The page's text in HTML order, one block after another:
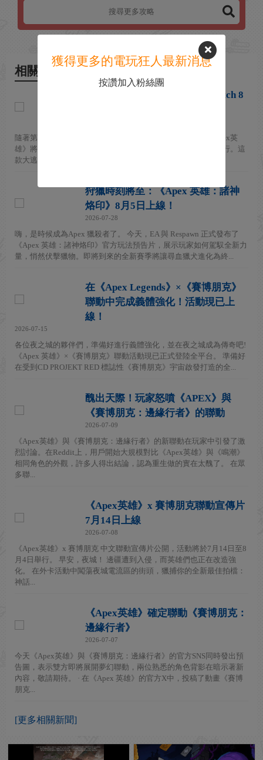
相關新聞
《Apex英雄》正式告別初代Switch 8
隨著第30賽季的上線，Respawn Entertainment正式宣布，《Apex英
雄》將於2026年8月4日起停止在初代Nintendo Switch主機上運行。這
款大逃殺遊戲將不再支持該舊款混合...
狩獵時刻將至：《Apex 英雄：諸神
烙印》8月5日上線！
2026-07-28
嗨，是時候成為Apex 獵殺者了。 今天，EA 與 Respawn 正式發布了
《Apex 英雄：諸神烙印》官方玩法預告片，展示玩家如何駕馭全新力
量，悄然伏擊獵物。即將到來的全新賽季將讓尋血獵犬進化為終...
在《Apex Legends》×《賽博朋克》
聯動中完成義體強化！活動現已上
線！
2026-07-15
各位夜之城的夥伴們，準備好進行義體強化，並在夜之城成為傳奇吧!
《Apex 英雄》×《賽博朋克》聯動活動現已正式登陸全平台。 準備好
在受到CD PROJEKT RED 標誌性《賽博朋克》宇宙啟發打造的全...
醜出天際！玩家怒噴《APEX》與
《賽博朋克：邊緣行者》的聯動
2026-07-09
《Apex英雄》與《賽博朋克：邊緣行者》的新聯動在玩家中引發了激
烈討論。在Reddit上，用戶開始大規模對比《Apex英雄》與《鳴潮》
相同角色的外觀，許多人得出結論，認為重生做的實在太醜了。 在眾
多聯...
《Apex英雄》x 賽博朋克聯動宣傳片
7月14日上線
2026-07-08
《Apex英雄》x 賽博朋克 中文聯動宣傳片公開，活動將於7月14日至8
月4日舉行。 早安，夜城！ 邊疆遭到入侵，而英雄們也正在改造強
化。 在外卡活動中闖蕩夜城電流區的街頭，獵捕你的全新最佳拍檔：
神話...
《Apex英雄》確定聯動《賽博朋克：
邊緣行者》
2026-07-07
今天《Apex英雄》與《賽博朋克：邊緣行者》的官方SNS同時發出預
告圖，表示雙方即將展開夢幻聯動，兩位熟悉的角色背影在暗示著新
內容，敬請期待。 · 在《Apex 英雄》的官方X中，投稿了動畫《賽博
朋克...
[更多相關新聞]
獲得更多的電玩狂人最新消息
按讚加入粉絲團